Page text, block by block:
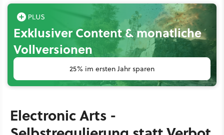
Exklusiver Content & monatliche
Vollversionen
25% im ersten Jahr sparen
Electronic Arts -